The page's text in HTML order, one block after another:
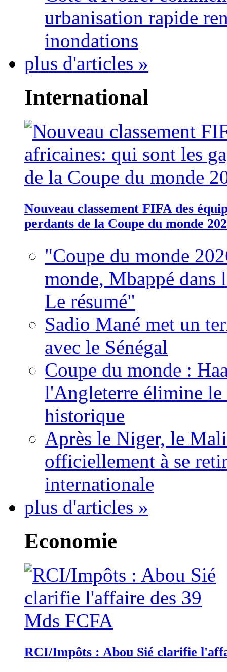
urbanisation rapide
inondations
plus d'articles »
International
Nouveau classement FIFA des
perdants de la Coupe du monde
"Coupe du monde
monde, Mbappé dans
Le résumé"
Sadio Mané met un
avec le Sénégal
Coupe du monde :
l'Angleterre élimine
historique
Après le Niger, le
officiellement à se
internationale
plus d'articles »
Economie
RCI/Impôts : Abou Sié clarifie